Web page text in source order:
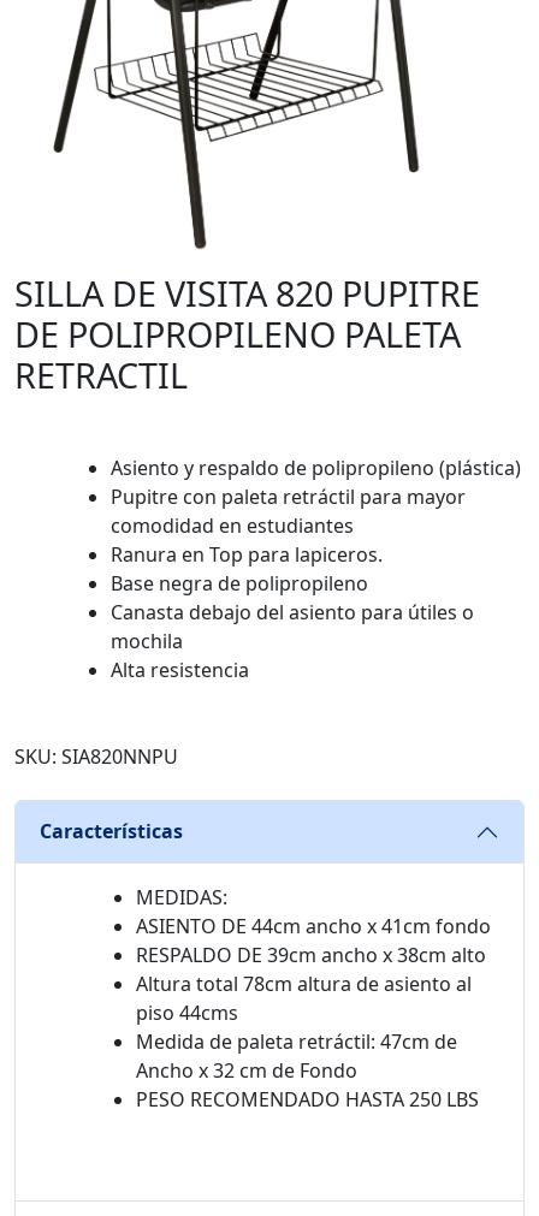
SILLA DE VISITA 820 PUPITRE
DE POLIPROPILENO PALETA
RETRACTIL
Asiento y respaldo de polipropileno (plástica)
Pupitre con paleta retráctil para mayor
comodidad en estudiantes
Ranura en Top para lapiceros.
Base negra de polipropileno
Canasta debajo del asiento para útiles o
mochila
Alta resistencia
SKU: SIA820NNPU
Características
MEDIDAS:
ASIENTO DE 44cm ancho x 41cm fondo
RESPALDO DE 39cm ancho x 38cm alto
Altura total 78cm altura de asiento al
piso 44cms
Medida de paleta retráctil: 47cm de
Ancho x 32 cm de Fondo
PESO RECOMENDADO HASTA 250 LBS